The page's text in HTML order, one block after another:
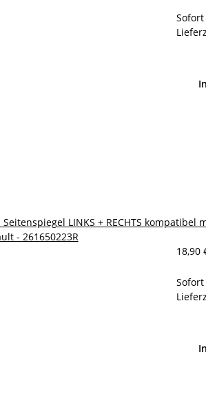
LINKS + RECHTS kompatibel
- 261650223R
18,90